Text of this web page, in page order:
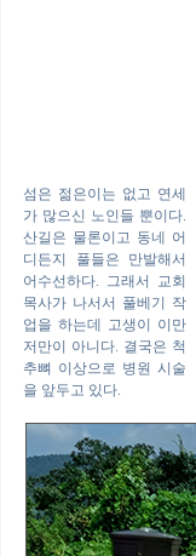
섬은 젊은이는 없고 연세
가 많으신 노인들 뿐이다.
산길은 물론이고 동네 어
디든지 풀들은 만발해서
어수선하다. 그래서 교회
목사가 나서서 풀베기 작
업을 하는데 고생이 이만
저만이 아니다. 결국은 척
추뼈 이상으로 병원 시술
을 앞두고 있다.